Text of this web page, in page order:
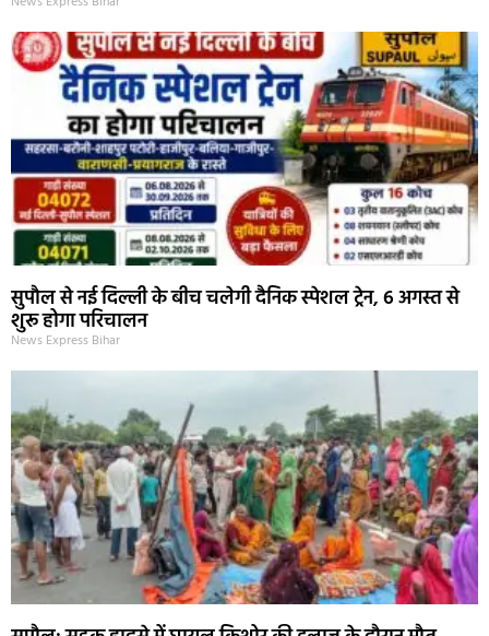
सुपौल से नई दिल्ली के बीच चलेगी दैनिक स्पेशल ट्रेन, 6 अगस्त से
शुरू होगा परिचालन
News Express Bihar